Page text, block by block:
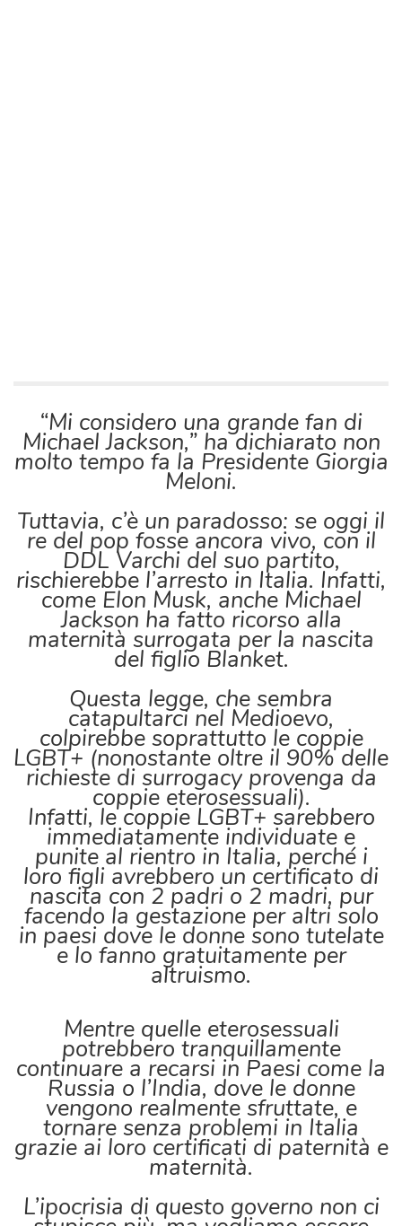
“Mi considero una grande fan di
Michael Jackson,” ha dichiarato non
molto tempo fa la Presidente Giorgia
Meloni.
Tuttavia, c’è un paradosso: se oggi il
re del pop fosse ancora vivo, con il
DDL Varchi del suo partito,
rischierebbe l’arresto in Italia. Infatti,
come Elon Musk, anche Michael
Jackson ha fatto ricorso alla
maternità surrogata per la nascita
del figlio Blanket.
Questa legge, che sembra
catapultarci nel Medioevo,
colpirebbe soprattutto le coppie
LGBT+ (nonostante oltre il 90% delle
richieste di surrogacy provenga da
coppie eterosessuali).
Infatti, le coppie LGBT+ sarebbero
immediatamente individuate e
punite al rientro in Italia, perché i
loro figli avrebbero un certificato di
nascita con 2 padri o 2 madri, pur
facendo la gestazione per altri solo
in paesi dove le donne sono tutelate
e lo fanno gratuitamente per
altruismo.
Mentre quelle eterosessuali
potrebbero tranquillamente
continuare a recarsi in Paesi come la
Russia o l’India, dove le donne
vengono realmente sfruttate, e
tornare senza problemi in Italia
grazie ai loro certificati di paternità e
maternità.
L’ipocrisia di questo governo non ci